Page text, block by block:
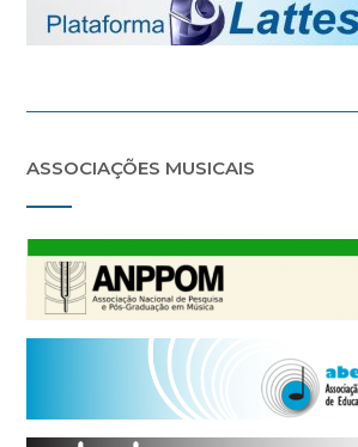
ASSOCIAÇÕES MUSICAIS